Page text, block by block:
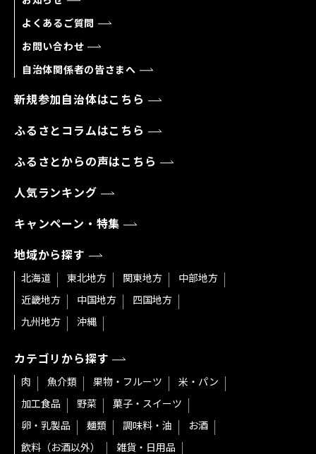
よくあるご質問
お問い合わせ
自治体関係者の皆さまへ
新規参加自治体はこちら
ふるさとコラムはこちら
ふるさとからの声はこちら
人気ランキング
キャンペーン・特集
地域から探す
北海道 東北地方 関東地方
中部地方
近畿地方
中国地方
四国地方
九州地方
沖縄
カテゴリから探す
肉 魚介類 果物・フルーツ
米・パン
加工食品
野菜
菓子・スイーツ
卵・乳製品
麺類 調味料・油
お酒
飲料（お酒以外）
雑貨・日用品